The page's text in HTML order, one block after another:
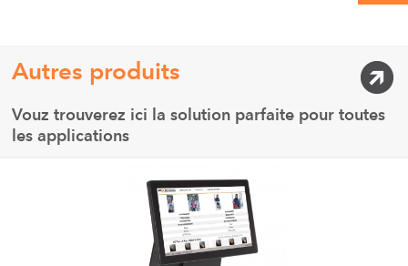
Autres produits
Vouz trouverez ici la solution parfaite pour toutes
les applications